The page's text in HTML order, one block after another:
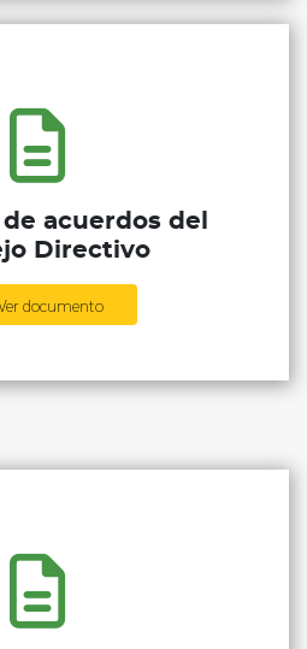
acuerdos del
Directivo
documento